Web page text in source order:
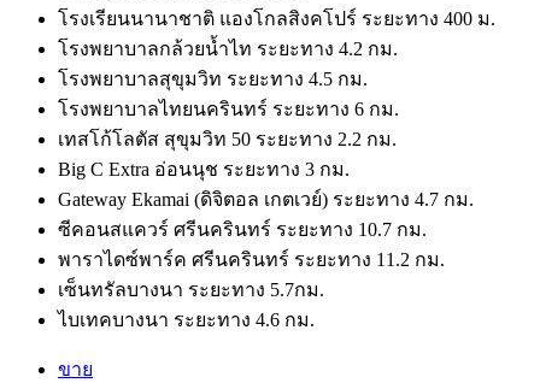
โรงเรียนนานาชาติ แองโกลสิงคโปร์ ระยะทาง 400 ม.
โรงพยาบาลกล้วยน้ำไท ระยะทาง 4.2 กม.
โรงพยาบาลสุขุมวิท ระยะทาง 4.5 กม.
โรงพยาบาลไทยนครินทร์ ระยะทาง 6 กม.
เทสโก้โลตัส สุขุมวิท 50 ระยะทาง 2.2 กม.
Big C Extra อ่อนนุช ระยะทาง 3 กม.
Gateway Ekamai (ดิจิตอล เกตเวย์) ระยะทาง 4.7 กม.
ซีคอนสแควร์ ศรีนครินทร์ ระยะทาง 10.7 กม.
พาราไดซ์พาร์ค ศรีนครินทร์ ระยะทาง 11.2 กม.
เซ็นทรัลบางนา ระยะทาง 5.7กม.
ไบเทคบางนา ระยะทาง 4.6 กม.
ขาย